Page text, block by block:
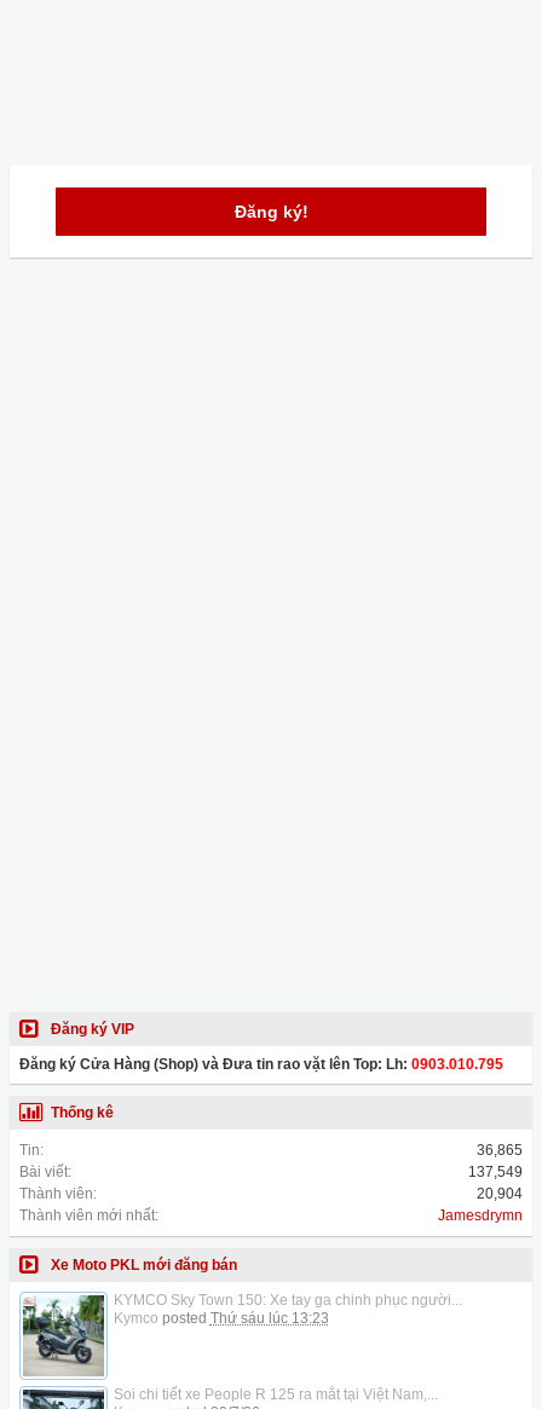
Đăng ký!
Đăng ký VIP
Đăng ký Cửa Hàng (Shop) và Đưa tin rao vặt lên Top: Lh: 0903.010.795
Thống kê
Tin:
36,865
Bài viết:
137,549
Thành viên:
20,904
Thành viên mới nhất:
Jamesdrymn
Xe Moto PKL mới đăng bán
KYMCO Sky Town 150: Xe tay ga chinh phục người...
Kymco posted Thứ sáu lúc 13:23
Soi chi tiết xe People R 125 ra mắt tại Việt Nam,...